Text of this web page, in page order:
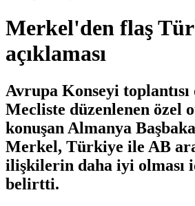
Merkel'den flaş
açıklaması
Avrupa Konseyi
Mecliste düzenlenen özel
konuşan Almanya
Merkel, Türkiye ile AB
ilişkilerin daha iyi olması
belirtti.